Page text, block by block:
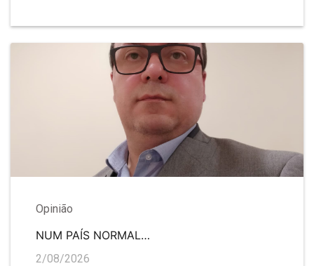
Opinião
NUM PAÍS NORMAL…
2/08/2026